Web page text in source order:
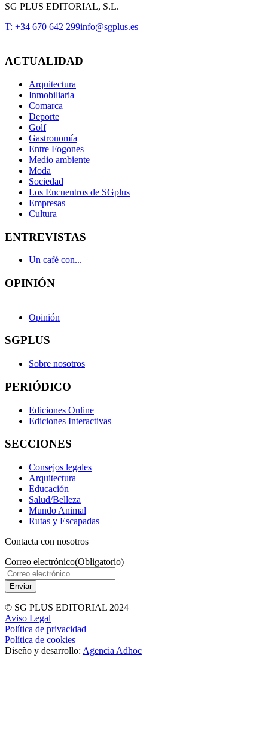
SG PLUS EDITORIAL, S.L.
T: +34 670 642 299info@sgplus.es
ACTUALIDAD
Arquitectura
Inmobiliaria
Comarca
Deporte
Golf
Gastronomía
Entre Fogones
Medio ambiente
Moda
Sociedad
Los Encuentros de SGplus
Empresas
Cultura
ENTREVISTAS
Un café con...
OPINIÓN
Opinión
SGPLUS
Sobre nosotros
PERIÓDICO
Ediciones Online
Ediciones Interactivas
SECCIONES
Consejos legales
Arquitectura
Educación
Salud/Belleza
Mundo Animal
Rutas y Escapadas
Contacta con nosotros
Correo electrónico(Obligatorio)
© SG PLUS EDITORIAL 2024
Aviso Legal
Política de privacidad
Política de cookies
Diseño y desarrollo: Agencia Adhoc